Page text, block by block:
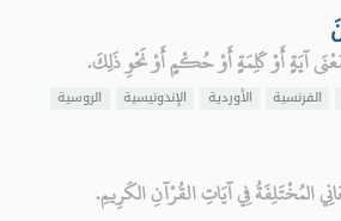
آيَةٍ أَوْ كَلِمَةٍ أَوْ حُكْمٍ أَوْ نَحْوِ ذَلِكَ.
الفرنسية الأوردية الإندونيسية الروسية
المُخْتَلِفَةُ فِي آيَاتِ القُرْآنِ الكَرِيمِ.